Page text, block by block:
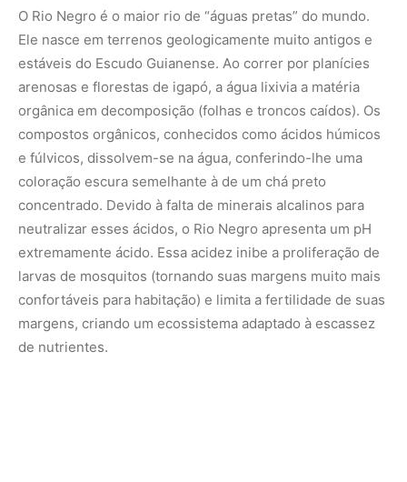
O Rio Negro é o maior rio de “águas pretas” do mundo.
Ele nasce em terrenos geologicamente muito antigos e
estáveis do Escudo Guianense. Ao correr por planícies
arenosas e florestas de igapó, a água lixivia a matéria
orgânica em decomposição (folhas e troncos caídos). Os
compostos orgânicos, conhecidos como ácidos húmicos
e fúlvicos, dissolvem-se na água, conferindo-lhe uma
coloração escura semelhante à de um chá preto
concentrado. Devido à falta de minerais alcalinos para
neutralizar esses ácidos, o Rio Negro apresenta um pH
extremamente ácido. Essa acidez inibe a proliferação de
larvas de mosquitos (tornando suas margens muito mais
confortáveis para habitação) e limita a fertilidade de suas
margens, criando um ecossistema adaptado à escassez
de nutrientes.